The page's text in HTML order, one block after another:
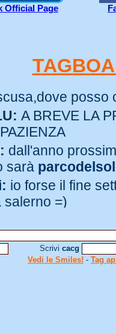
Official Page
posso
A BREVE LA
dall'anno
sarà
io forse il fine
salerno =)
gianni hai
Scrivi cacg
Vedi le Smiles! - Tag